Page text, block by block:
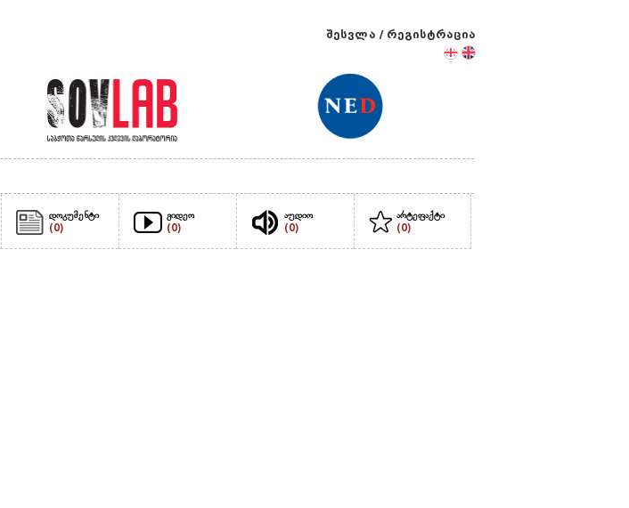
შესვლა / რეგისტრაცია
დოკუმენტი
(0)
ვიდეო
(0)
აუდიო
(0)
არტეფაქტი
(0)